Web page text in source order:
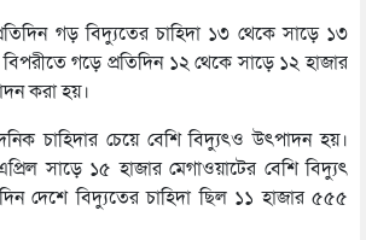
গড় বিদ্যুতের চাহিদা ১৩ থেকে সাড়ে ১৩
গড়ে প্রতিদিন ১২ থেকে সাড়ে ১২ হাজার
করা হয়।
চাহিদার চেয়ে বেশি বিদ্যুৎও উৎপাদন হয়।
সাড়ে ১৫ হাজার মেগাওয়াটের বেশি বিদ্যুৎ
দেশে বিদ্যুতের চাহিদা ছিল ১১ হাজার ৫৫৫